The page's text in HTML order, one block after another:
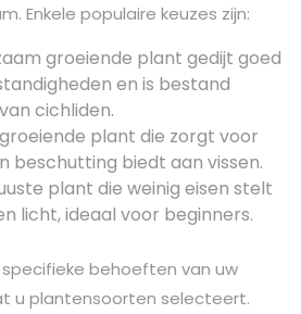
Enkele populaire keuzes zijn:
groeiende plant gedijt goed
en is bestand
cichliden.
plant die zorgt voor
beschutting biedt aan vissen.
plant die weinig eisen stelt
licht, ideaal voor beginners.
behoeften van uw
u plantensoorten selecteert.